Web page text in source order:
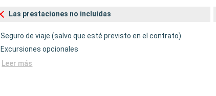
Las prestaciones no incluídas
Seguro de viaje (salvo que esté previsto en el contrato).
Excursiones opcionales
Leer más